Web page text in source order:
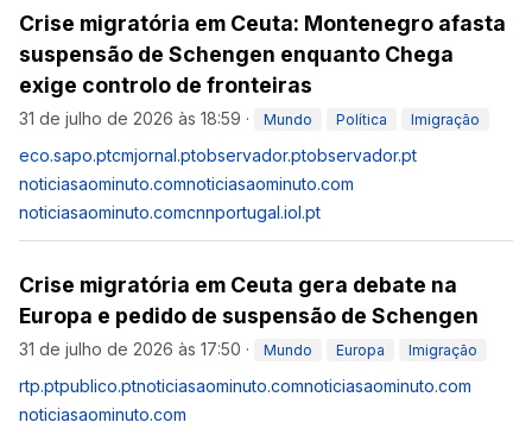
Crise migratória em Ceuta: Montenegro afasta
suspensão de Schengen enquanto Chega
exige controlo de fronteiras
31 de julho de 2026 às 18:59 · Mundo Política Imigração
eco.sapo.ptcmjornal.ptobservador.ptobservador.pt
noticiasaominuto.comnoticiasaominuto.com
noticiasaominuto.comcnnportugal.iol.pt
Crise migratória em Ceuta gera debate na
Europa e pedido de suspensão de Schengen
31 de julho de 2026 às 17:50 · Mundo Europa Imigração
rtp.ptpublico.ptnoticiasaominuto.comnoticiasaominuto.com
noticiasaominuto.com